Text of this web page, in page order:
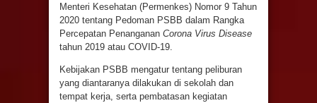
Menteri Kesehatan (Permenkes) Nomor 9 Tahun
2020 tentang Pedoman PSBB dalam Rangka
Percepatan Penanganan Corona Virus Disease
tahun 2019 atau COVID-19.
Kebijakan PSBB mengatur tentang peliburan
yang diantaranya dilakukan di sekolah dan
tempat kerja, serta pembatasan kegiatan